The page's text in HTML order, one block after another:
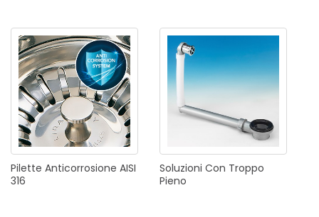
Pilette Anticorrosione AISI
316
Soluzioni Con Troppo
Pieno